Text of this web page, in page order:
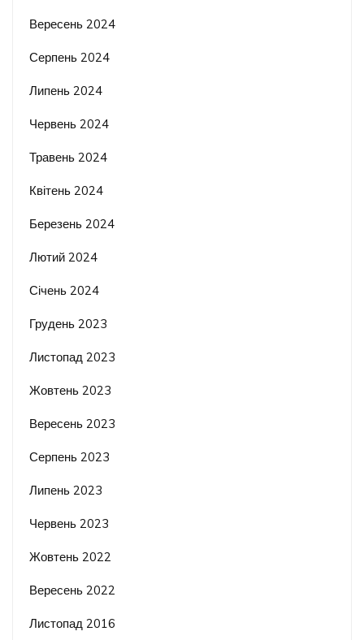
Вересень 2024
Серпень 2024
Липень 2024
Червень 2024
Травень 2024
Квітень 2024
Березень 2024
Лютий 2024
Січень 2024
Грудень 2023
Листопад 2023
Жовтень 2023
Вересень 2023
Серпень 2023
Липень 2023
Червень 2023
Жовтень 2022
Вересень 2022
Листопад 2016